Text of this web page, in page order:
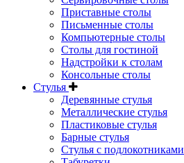
Приставные столы
Письменные столы
Компьютерные столы
Столы для гостиной
Надстройки к столам
Консольные столы
Стулья
Деревянные стулья
Металлические стулья
Пластиковые стулья
Барные стулья
Стулья с подлокотниками